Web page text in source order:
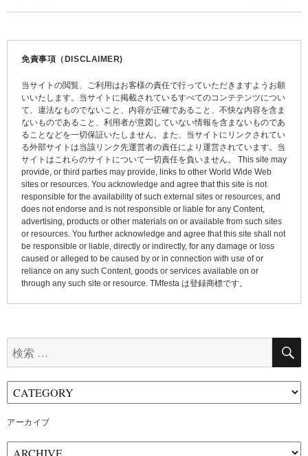
稿
免責事項（DISCLAIMER)
当サイトの閲覧、ご利用はお客様の責任で行っていただきますようお願
いいたします。当サイトに掲載されているすべてのコンテテンツについ
て、違法なものでないこと、内容が正確であること、不快な内容を含ま
ないものであること、利用者が意図していない情報を含まないものであ
ることなどを一切保証いたしません。また、当サイトにリンクされてい
る外部サイトは当該リンク先運営者の責任により運営されています。当
サイトはこれらのサイトについて一切責任を負いません。 This site may
provide, or third parties may provide, links to other World Wide Web
sites or resources. You acknowledge and agree that this site is not
responsible for the availability of such external sites or resources, and
does not endorse and is not responsible or liable for any Content,
advertising, products or other materials on or available from such sites
or resources. You further acknowledge and agree that this site shall not
be responsible or liable, directly or indirectly, for any damage or loss
caused or alleged to be caused by or in connection with use of or
reliance on any such Content, goods or services available on or
through any such site or resource. TMfesta は登録商標です。
索:
アーカイブ